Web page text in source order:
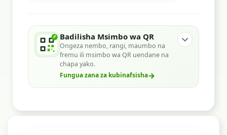
Badilisha Msimbo wa QR
Ongeza nembo, rangi, maumbo na
fremu ili msimbo wa QR uendane na
chapa yako.
Fungua zana za kubinafsisha→